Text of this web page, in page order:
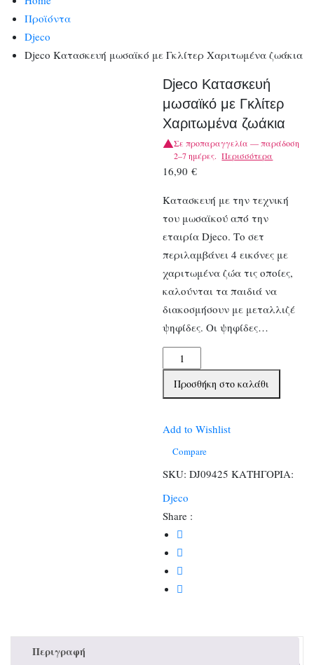
Προϊόντα
Djeco
Djeco Κατασκευή μωσαϊκό με Γκλίτερ Χαριτωμένα ζωάκια
Djeco Κατασκευή
μωσαϊκό με Γκλίτερ
Χαριτωμένα ζωάκια
Σε προπαραγγελία — παράδοση
2–7 ημέρες. Περισσότερα
16,90€
Κατασκευή με την τεχνική
του μωσαϊκού από την
εταιρία Djeco. Το σετ
περιλαμβάνει 4 εικόνες με
χαριτωμένα ζώα τις οποίες,
καλούνται τα παιδιά να
διακοσμήσουν με μεταλλιζέ
ψηφίδες. Οι ψηφίδες…
Djeco
Κατασκευή
μωσαϊκό
Γκλίτερ
Χαριτωμένα
Προσθήκη στο καλάθι
Add to Wishlist
Compare
SKU: DJ09425 ΚΑΤΗΓΟΡΙΑ:
Djeco
Share :
Περιγραφή